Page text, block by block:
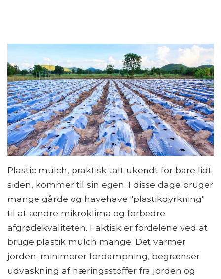
Plastic mulch, praktisk talt ukendt for bare lidt
siden, kommer til sin egen. I disse dage bruger
mange gårde og havehave "plastikdyrkning"
til at ændre mikroklima og forbedre
afgrødekvaliteten. Faktisk er fordelene ved at
bruge plastik mulch mange. Det varmer
jorden, minimerer fordampning, begrænser
udvaskning af næringsstoffer fra jorden og